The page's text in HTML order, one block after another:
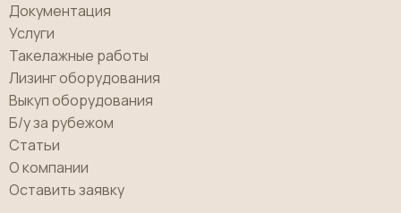
Документация
Услуги
Такелажные работы
Лизинг оборудования
Выкуп оборудования
Б/у за рубежом
Статьи
О компании
Оставить заявку